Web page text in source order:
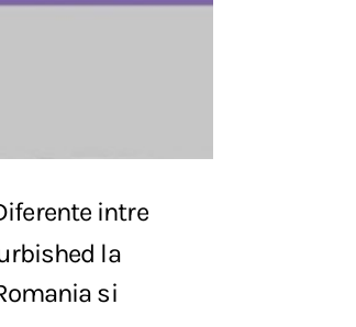
intre
la
si